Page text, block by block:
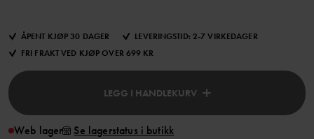
ÅPENT KJØP 30 DAGER
LEVERINGSTID: 2-7 VIRKEDAGER
FRI FRAKT VED KJØP OVER 699 KR
LEGG I HANDLEKURV
Web lager Se lagerstatus i butikk